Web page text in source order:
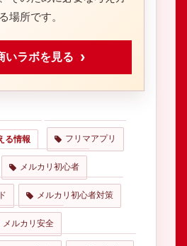
場所です。
いラボを見る
る情報 フリマアプリ
メルカリ初心者
メルカリ初心者対策
メルカリ安全